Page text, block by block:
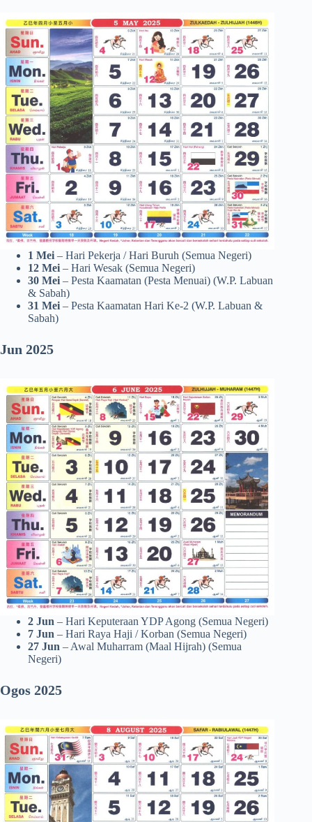
1 Mei – Hari Pekerja / Hari Buruh (Semua Negeri)
12 Mei – Hari Wesak (Semua Negeri)
30 Mei – Pesta Kaamatan (Pesta Menuai) (W.P. Labuan
& Sabah)
31 Mei – Pesta Kaamatan Hari Ke-2 (W.P. Labuan &
Sabah)
Jun 2025
2 Jun – Hari Keputeraan YDP Agong (Semua Negeri)
7 Jun – Hari Raya Haji / Korban (Semua Negeri)
27 Jun – Awal Muharram (Maal Hijrah) (Semua
Negeri)
Ogos 2025